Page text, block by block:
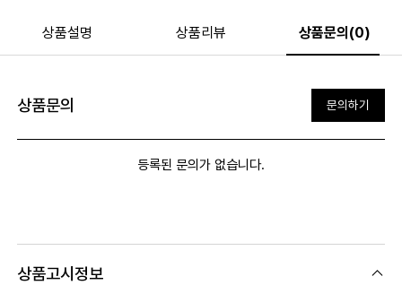
상품설명 상품리뷰 상품문의(0)
상품문의 문의하기
등록된 문의가 없습니다.
상품고시정보